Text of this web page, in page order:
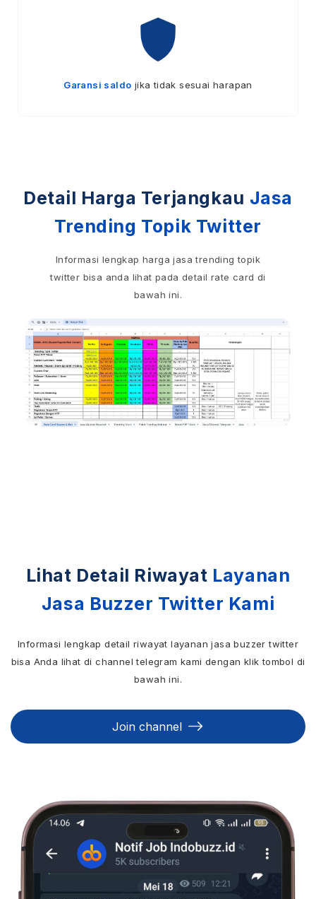
Garansi saldo jika tidak sesuai harapan
Detail Harga Terjangkau Jasa
Trending Topik Twitter
Informasi lengkap harga jasa trending topik
twitter bisa anda lihat pada detail rate card di
bawah ini.
Lihat Detail Riwayat Layanan
Jasa Buzzer Twitter Kami
Informasi lengkap detail riwayat layanan jasa buzzer twitter
bisa Anda lihat di channel telegram kami dengan klik tombol di
bawah ini.
Join channel